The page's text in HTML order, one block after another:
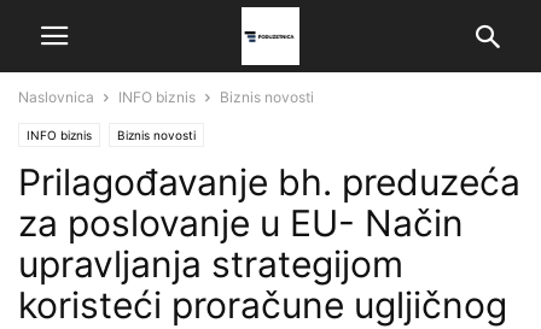
Naslovnica INFO biznis Biznis novosti
INFO biznis Biznis novosti
Prilagođavanje bh. preduzeća
za poslovanje u EU- Način
upravljanja strategijom
koristeći proračune ugljičnog